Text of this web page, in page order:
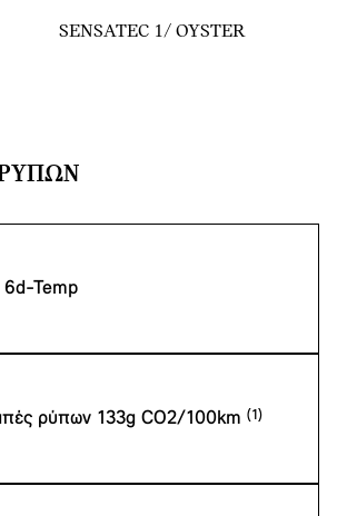
SENSATEC 1/ OYSTER
6d-Temp
ρύπων 133g CO2/100km